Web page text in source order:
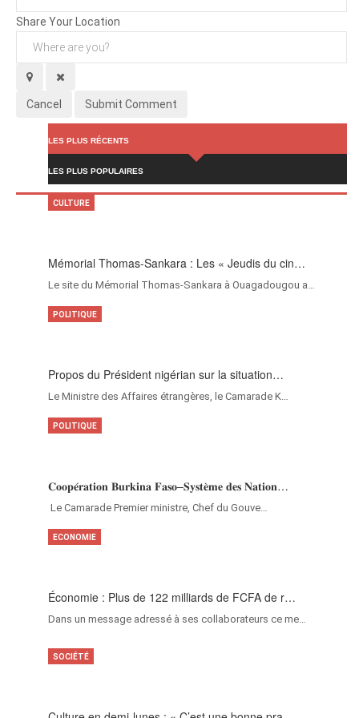
Share Your Location
Cancel Submit Comment
LES PLUS RÉCENTS
LES PLUS POPULAIRES
Mémorial Thomas-Sankara : Les « Jeudis du cin…
Le site du Mémorial Thomas-Sankara à Ouagadougou a…
CULTURE
Propos du Président nigérian sur la situation…
Le Ministre des Affaires étrangères, le Camarade K…
POLITIQUE
𝐂𝐨𝐨𝐩𝐞́𝐫𝐚𝐭𝐢𝐨𝐧 𝐁𝐮𝐫𝐤𝐢𝐧𝐚 𝐅𝐚𝐬𝐨–𝐒𝐲𝐬𝐭𝐞̀𝐦𝐞 𝐝𝐞𝐬 𝐍𝐚𝐭𝐢𝐨𝐧…
‎Le Camarade Premier ministre, Chef du Gouve…
POLITIQUE
Économie : Plus de 122 milliards de FCFA de r…
Dans un message adressé à ses collaborateurs ce me…
ECONOMIE
SOCIÉTÉ